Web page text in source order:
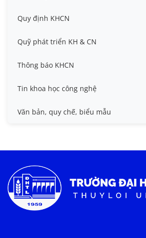
Hội nghị Khoa học sinh viên
Hội nghị quốc tế và hội nghị khác
Quy định KHCN
Quỹ phát triển KH & CN
Thông báo KHCN
Tin khoa học công nghệ
Văn bản, quy chế, biểu mẫu